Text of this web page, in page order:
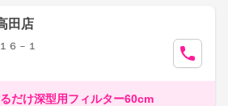
田店
６－１
だけ深型用フィルター60cm